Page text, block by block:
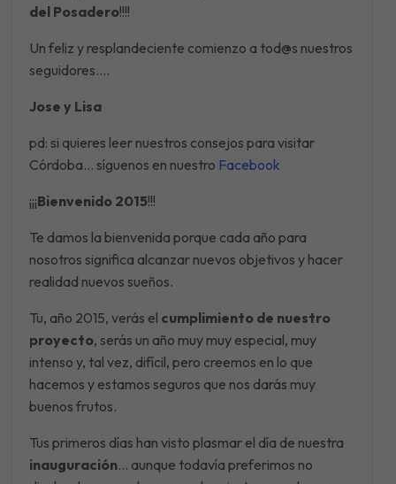
del Posadero!!!!
Un feliz y resplandeciente comienzo a tod@s nuestros
seguidores….
Jose y Lisa
pd: si quieres leer nuestros consejos para visitar
Córdoba… síguenos en nuestro Facebook
¡¡¡Bienvenido 2015!!!
Te damos la bienvenida porque cada año para
nosotros significa alcanzar nuevos objetivos y hacer
realidad nuevos sueños.
Tu, año 2015, verás el cumplimiento de nuestro
proyecto, serás un año muy muy especial, muy
intenso y, tal vez, difícil, pero creemos en lo que
hacemos y estamos seguros que nos darás muy
buenos frutos.
Tus primeros días han visto plasmar el día de nuestra
inauguración… aunque todavía preferimos no